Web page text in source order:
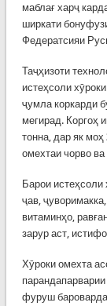
маблағ харҷ
ширкати
Федератсияи
Таҷҳизоти
истеҳсоли
ҷумла коркарди
мегирад. Коргоҳ
тонна, дар як моҳ
омехтаи чорво
Барои истеҳсоли
ҷав,
витаминҳо,
зарур аст,
Хӯроки омехта
фуруш